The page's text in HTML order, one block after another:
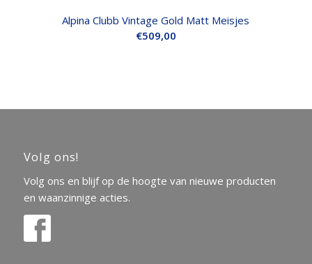
Alpina Clubb Vintage Gold Matt Meisjes
€509,00
Volg ons!
Volg ons en blijf op de hoogte van nieuwe producten
en waanzinnige acties.